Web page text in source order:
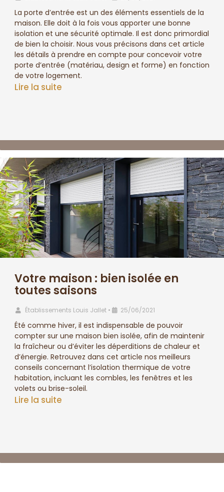
La porte d’entrée est un des éléments essentiels de la
maison. Elle doit à la fois vous apporter une bonne
isolation et une sécurité optimale. Il est donc primordial
de bien la choisir. Nous vous précisons dans cet article
les détails à prendre en compte pour concevoir votre
porte d’entrée (matériau, design et forme) en fonction
de votre logement.
Lire la suite
Votre maison : bien isolée en
toutes saisons
Établissements Louis Jallet • 25/06/2021
Été comme hiver, il est indispensable de pouvoir
compter sur une maison bien isolée, afin de maintenir
la fraîcheur ou d’éviter les déperditions de chaleur et
d’énergie. Retrouvez dans cet article nos meilleurs
conseils concernant l’isolation thermique de votre
habitation, incluant les combles, les fenêtres et les
volets ou brise-soleil.
Lire la suite